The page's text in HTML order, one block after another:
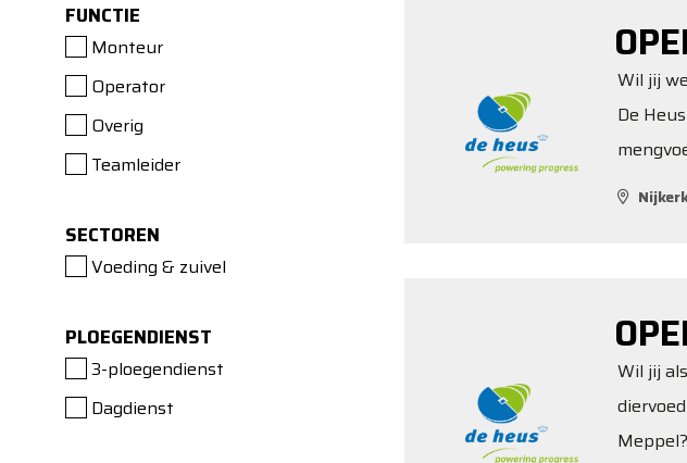
FUNCTIE
Monteur
Operator
Overig
Teamleider
SECTOREN
Voeding & zuivel
PLOEGENDIENST
3-ploegendienst
Dagdienst
Wil jij
De
Wil jij
Meppel?